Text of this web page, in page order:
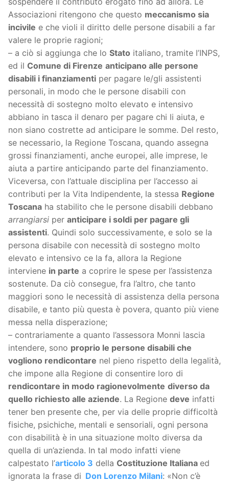
Associazioni ritengono che questo meccanismo sia
incivile e che violi il diritto delle persone disabili a far
valere le proprie ragioni;
– a ciò si aggiunga che lo Stato italiano, tramite l’INPS,
ed il Comune di Firenze anticipano alle persone
disabili i finanziamenti per pagare le/gli assistenti
personali, in modo che le persone disabili con
necessità di sostegno molto elevato e intensivo
abbiano in tasca il denaro per pagare chi li aiuta, e
non siano costrette ad anticipare le somme. Del resto,
se necessario, la Regione Toscana, quando assegna
grossi finanziamenti, anche europei, alle imprese, le
aiuta a partire anticipando parte del finanziamento.
Viceversa, con l’attuale disciplina per l’accesso ai
contributi per la Vita Indipendente, la stessa Regione
Toscana ha stabilito che le persone disabili debbano
arrangiarsi per anticipare i soldi per pagare gli
assistenti. Quindi solo successivamente, e solo se la
persona disabile con necessità di sostegno molto
elevato e intensivo ce la fa, allora la Regione
interviene in parte a coprire le spese per l’assistenza
sostenute. Da ciò consegue, fra l’altro, che tanto
maggiori sono le necessità di assistenza della persona
disabile, e tanto più questa è povera, quanto più viene
messa nella disperazione;
– contrariamente a quanto l’assessora Monni lascia
intendere, sono proprio le persone disabili che
vogliono rendicontare nel pieno rispetto della legalità,
che impone alla Regione di consentire loro di
rendicontare in modo ragionevolmente diverso da
quello richiesto alle aziende. La Regione deve infatti
tener ben presente che, per via delle proprie difficoltà
fisiche, psichiche, mentali e sensoriali, ogni persona
con disabilità è in una situazione molto diversa da
quella di un’azienda. In tal modo infatti viene
calpestato l’articolo 3 della Costituzione Italiana ed
ignorata la frase di Don Lorenzo Milani: «Non c’è